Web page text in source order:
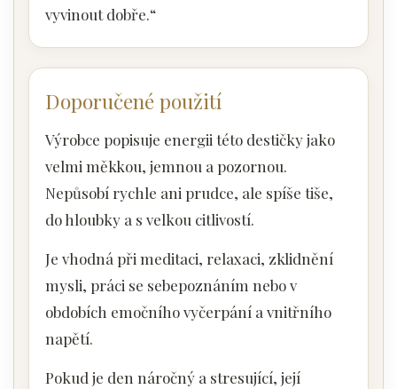
vyvinout dobře.“
Doporučené použití
Výrobce popisuje energii této destičky jako
velmi měkkou, jemnou a pozornou.
Nepůsobí rychle ani prudce, ale spíše tiše,
do hloubky a s velkou citlivostí.
Je vhodná při meditaci, relaxaci, zklidnění
mysli, práci se sebepoznáním nebo v
obdobích emočního vyčerpání a vnitřního
napětí.
Pokud je den náročný a stresující, její